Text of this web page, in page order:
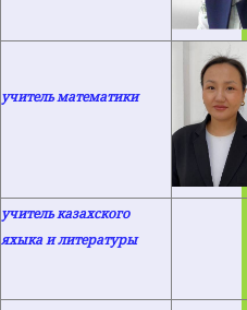
учитель математики
учитель казахского
яхыка и литературы